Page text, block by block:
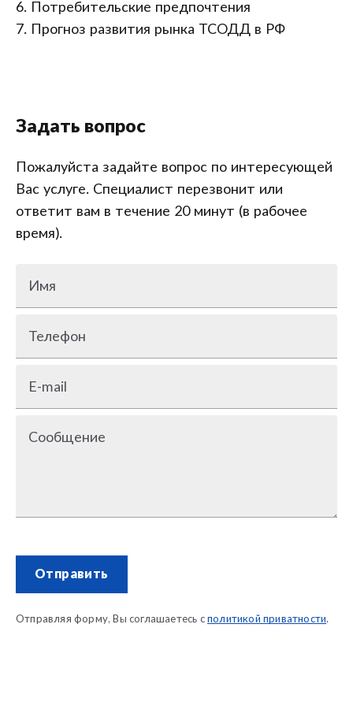
6. Потребительские предпочтения
7. Прогноз развития рынка ТСОДД в РФ
Задать вопрос
Пожалуйста задайте вопрос по интересующей
Вас услуге. Специалист перезвонит или
ответит вам в течение 20 минут (в рабочее
время).
Имя
Телефон
E-mail
Сообщение
Отправить
Отправляя форму, Вы соглашаетесь с политикой приватности.